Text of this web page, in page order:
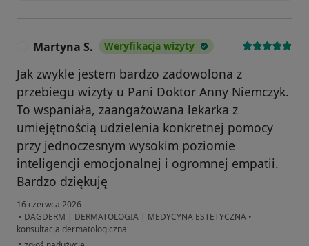
Martyna S. Weryfikacja wizyty
Jak zwykle jestem bardzo zadowolona z
przebiegu wizyty u Pani Doktor Anny Niemczyk.
To wspaniała, zaangażowana lekarka z
umiejętnością udzielenia konkretnej pomocy
przy jednoczesnym wysokim poziomie
inteligencji emocjonalnej i ogromnej empatii.
Bardzo dziękuję
16 czerwca 2026
• DAGDERM | DERMATOLOGIA | MEDYCYNA ESTETYCZNA •
konsultacja dermatologiczna
w opinii użytkownika Martyna S.